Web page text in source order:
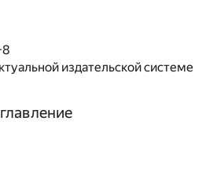
издательской системе